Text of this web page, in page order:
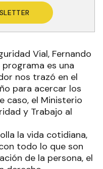
Vial, Fernando
es una
nos trazó en el
para acercar los
caso, el Ministerio
y Trabajo al
la vida cotidiana,
todo lo que son
de la persona, el